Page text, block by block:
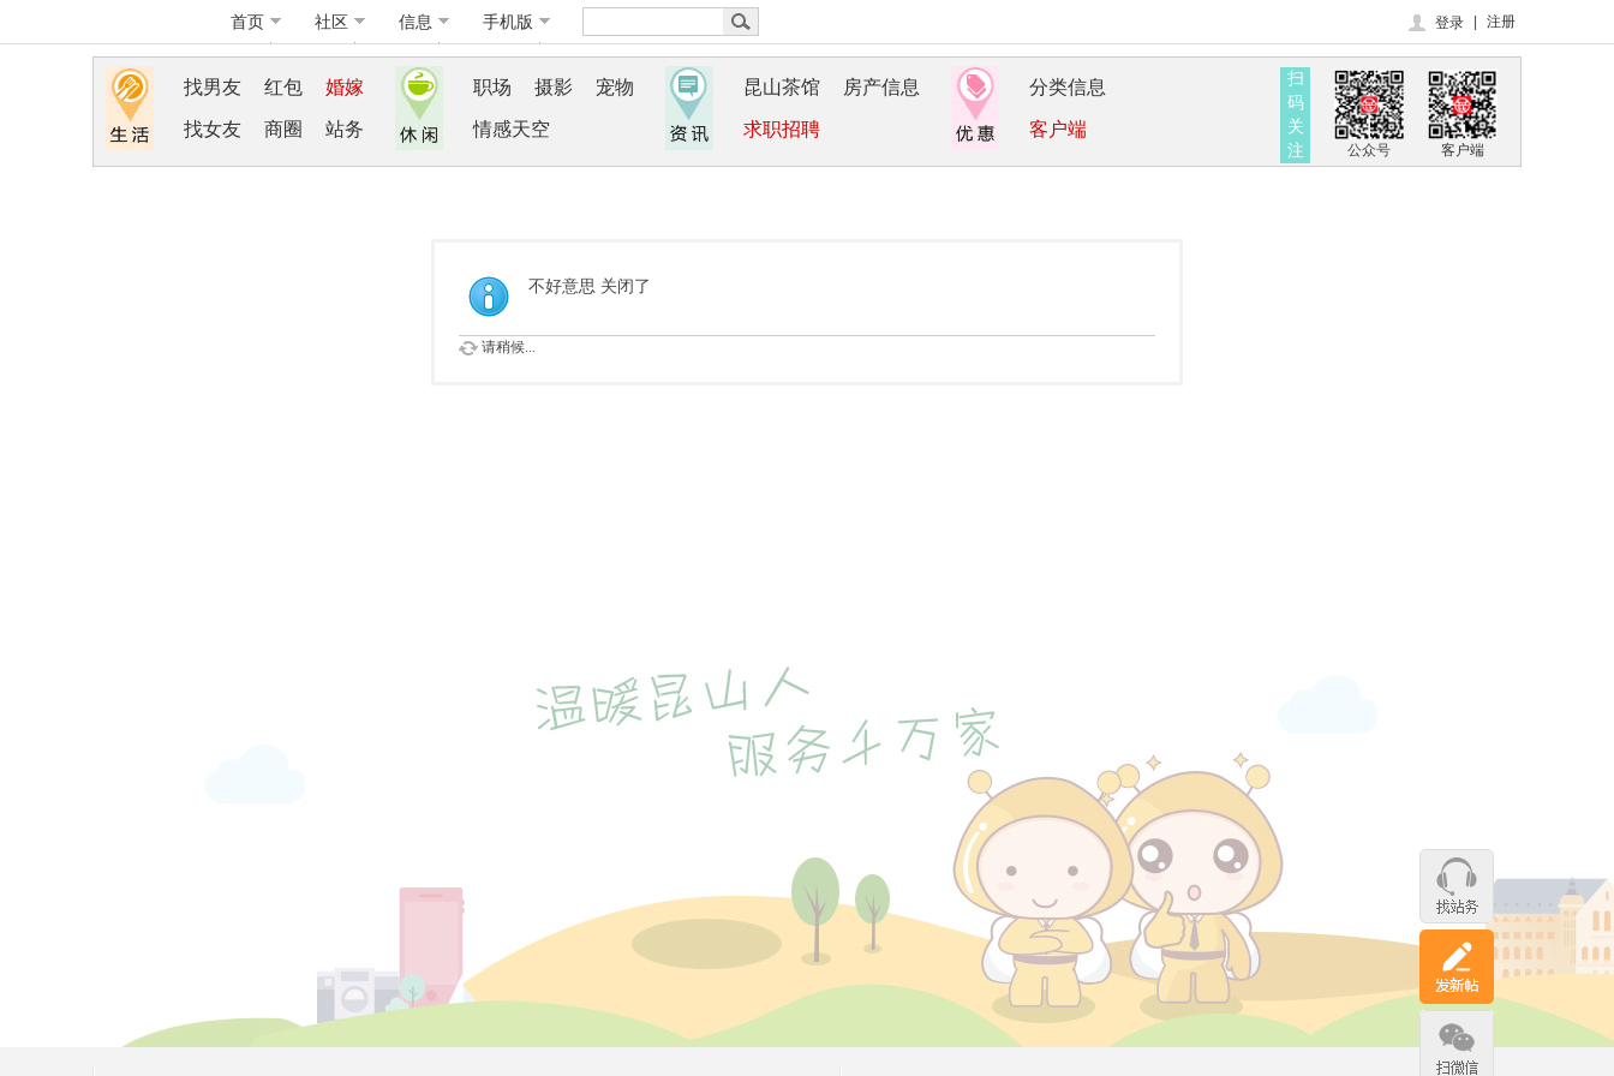
首页 社区 信息 手机版 登录 注册
找男友 红包 婚嫁
找女友 商圈 站务
职场 摄影 宠物
情感天空
昆山茶馆 房产信息
求职招聘
分类信息
客户端
扫
码
关
注
公众号 客户端
不好意思 关闭了
请稍候...